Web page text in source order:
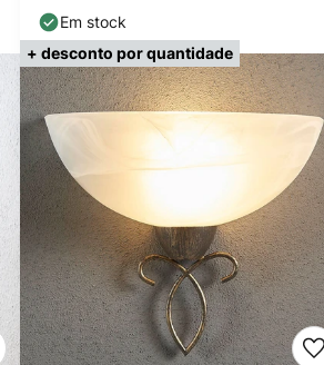
vidroEm stock
+ desconto por quantidade